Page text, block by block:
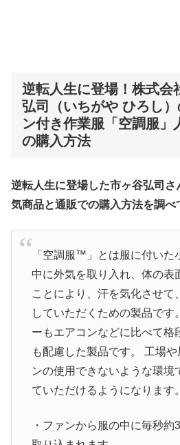
逆転人生に登場！ 株式会
弘司（いちがや ひろし）
ン付き作業服「空調服」
の購入方法
逆転人生に登場した市ヶ谷弘司さ
気商品と通販での購入方法を調べ
「空調服™」とは服に付いた
中に外気を取り入れ、体の表
ことにより、汗を気化させて
していただくための製品です
ーもエアコンなどに比べて格
も配慮した製品です。 工場
ンの使用できないような環境
ていただけるようになります。
・ファンから服の中に毎秒